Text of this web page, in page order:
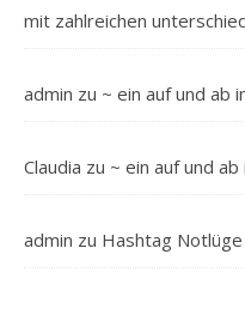
mit zahlreichen
admin zu ~ ein auf und ab
Claudia zu ~ ein auf und
admin zu Hashtag